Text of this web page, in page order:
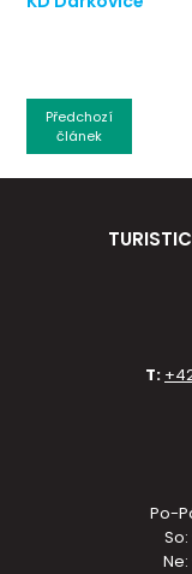
Předchozí
článek
T:
Po-
So:
Ne: